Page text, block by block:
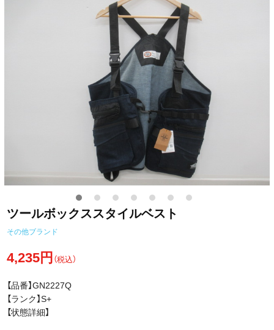
ツールボックススタイルベスト
その他ブランド
4,235円（税込）
【品番】GN2227Q
【ランク】S+
【状態詳細】